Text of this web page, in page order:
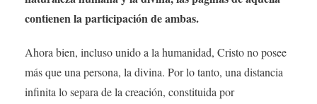
contienen la participación de ambas.
Ahora bien, incluso unido a la humanidad, Cristo no posee
más que una persona, la divina. Por lo tanto, una distancia
infinita lo separa de la creación, constituida por